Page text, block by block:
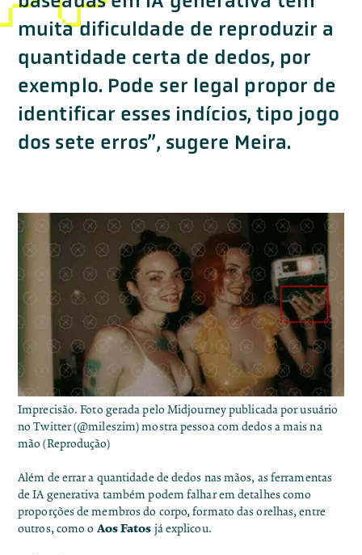
muita dificuldade de reproduzir a
quantidade certa de dedos, por
exemplo. Pode ser legal propor de
identificar esses indícios, tipo jogo
dos sete erros”, sugere Meira.
Imprecisão. Foto gerada pelo Midjourney publicada por usuário
no Twitter (@mileszim) mostra pessoa com dedos a mais na
mão (Reprodução)
Além de errar a quantidade de dedos nas mãos, as ferramentas
de IA generativa também podem falhar em detalhes como
proporções de membros do corpo, formato das orelhas, entre
outros, como o Aos Fatos já explicou.